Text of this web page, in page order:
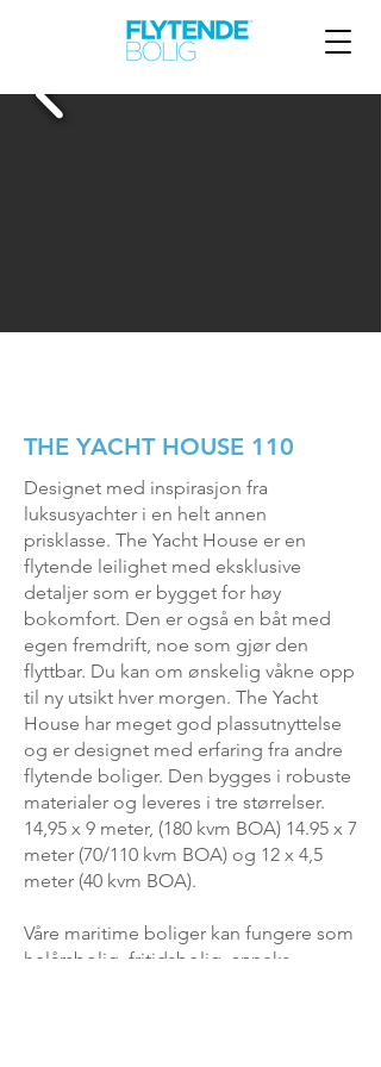
THE YACHT HOUSE 110
Designet med inspirasjon fra
luksusyachter i en helt annen
prisklasse. The Yacht House er en
flytende leilighet med eksklusive
detaljer som er bygget for høy
bokomfort. Den er også en båt med
egen fremdrift, noe som gjør den
flyttbar. Du kan om ønskelig våkne opp
til ny utsikt hver morgen. The Yacht
House har meget god plassutnyttelse
og er designet med erfaring fra andre
flytende boliger. Den bygges i robuste
materialer og leveres i tre størrelser.
14,95 x 9 meter, (180 kvm BOA) 14.95 x 7
meter (70/110 kvm BOA) og 12 x 4,5
meter (40 kvm BOA).
Våre maritime boliger kan fungere som
helårsbolig, fritidsbolig, anneks,